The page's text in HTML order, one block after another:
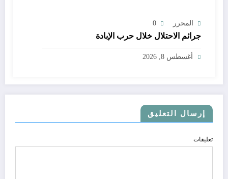
المحرر 0
جرائم الاحتلال خلال حرب الإبادة
أغسطس 8, 2026
إرسال التعليق
تعليقات